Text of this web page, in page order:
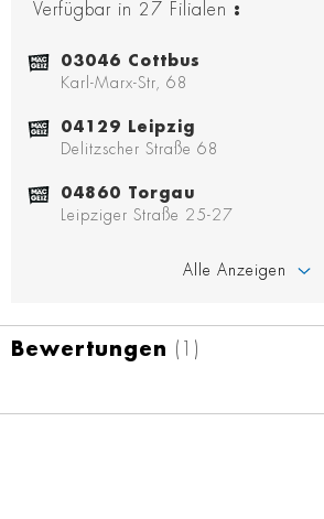
Verfügbar in 27 Filialen :
03046 Cottbus
Karl-Marx-Str, 68
04129 Leipzig
Delitzscher Straße 68
04860 Torgau
Leipziger Straße 25-27
Alle Anzeigen
Bewertungen